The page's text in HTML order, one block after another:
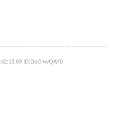
ID:DoG+wQAY0